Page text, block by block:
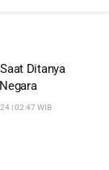
Ditanya
| 02:47 WIB